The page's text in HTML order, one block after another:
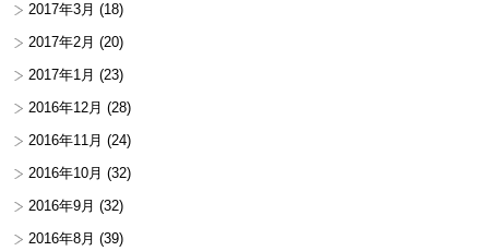
2017年3月 (18)
2017年2月 (20)
2017年1月 (23)
2016年12月 (28)
2016年11月 (24)
2016年10月 (32)
2016年9月 (32)
2016年8月 (39)